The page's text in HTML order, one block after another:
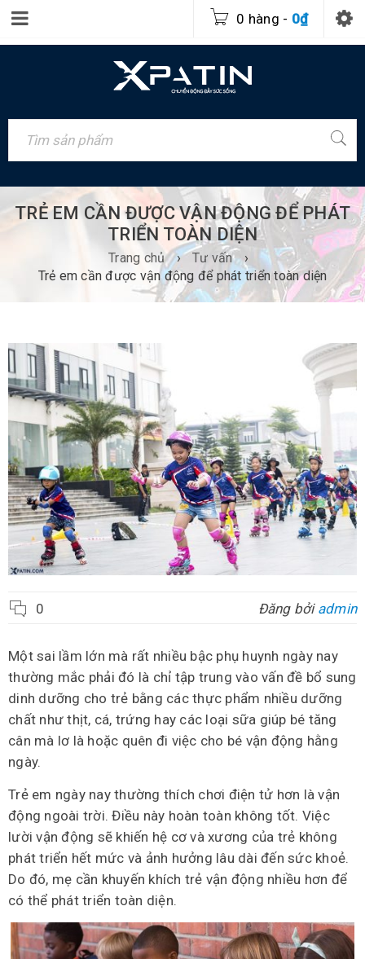
0 hàng - 0₫
TRẺ EM CẦN ĐƯỢC VẬN ĐỘNG ĐỂ PHÁT
TRIỂN TOÀN DIỆN
Trang chủ › Tư vấn
›
Trẻ em cần được vận động để phát triển toàn diện
0 Đăng bởi admin
Một sai lầm lớn mà rất nhiều bậc phụ huynh ngày nay
thường mắc phải đó là chỉ tập trung vào vấn đề bổ sung
dinh dưỡng cho trẻ bằng các thực phẩm nhiều dưỡng
chất như thịt, cá, trứng hay các loại sữa giúp bé tăng
cân mà lơ là hoặc quên đi việc cho bé vận động hằng
ngày.
Trẻ em ngày nay thường thích chơi điện tử hơn là vận
động ngoài trời. Điều này hoàn toàn không tốt. Việc
lười vận động sẽ khiến hệ cơ và xương của trẻ không
phát triển hết mức và ảnh hưởng lâu dài đến sức khoẻ.
Do đó, mẹ cần khuyến khích trẻ vận động nhiều hơn để
có thể phát triển toàn diện.